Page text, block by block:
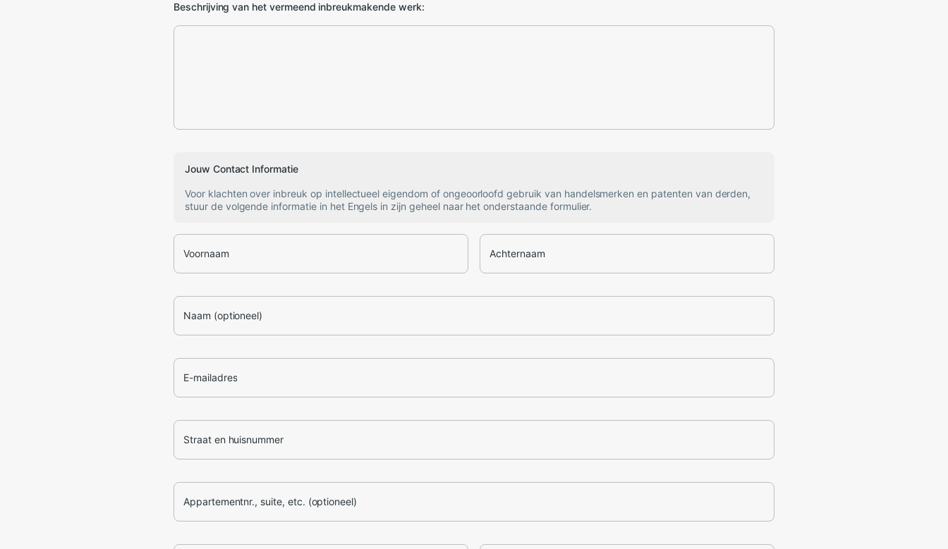
Beschrijving van het vermeend inbreukmakende werk:
Jouw Contact Informatie
Voor klachten over inbreuk op intellectueel eigendom of ongeoorloofd gebruik van handelsmerken en patenten van derden,
stuur de volgende informatie in het Engels in zijn geheel naar het onderstaande formulier.
Voornaam Achternaam
Naam (optioneel)
E-mailadres
Straat en huisnummer
Appartementnr., suite, etc. (optioneel)